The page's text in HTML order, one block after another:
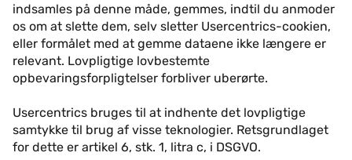
indsamles på denne måde, gemmes, indtil du anmoder
os om at slette dem, selv sletter Usercentrics-cookien,
eller formålet med at gemme dataene ikke længere er
relevant. Lovpligtige lovbestemte
opbevaringsforpligtelser forbliver uberørte.
Usercentrics bruges til at indhente det lovpligtige
samtykke til brug af visse teknologier. Retsgrundlaget
for dette er artikel 6, stk. 1, litra c, i DSGVO.